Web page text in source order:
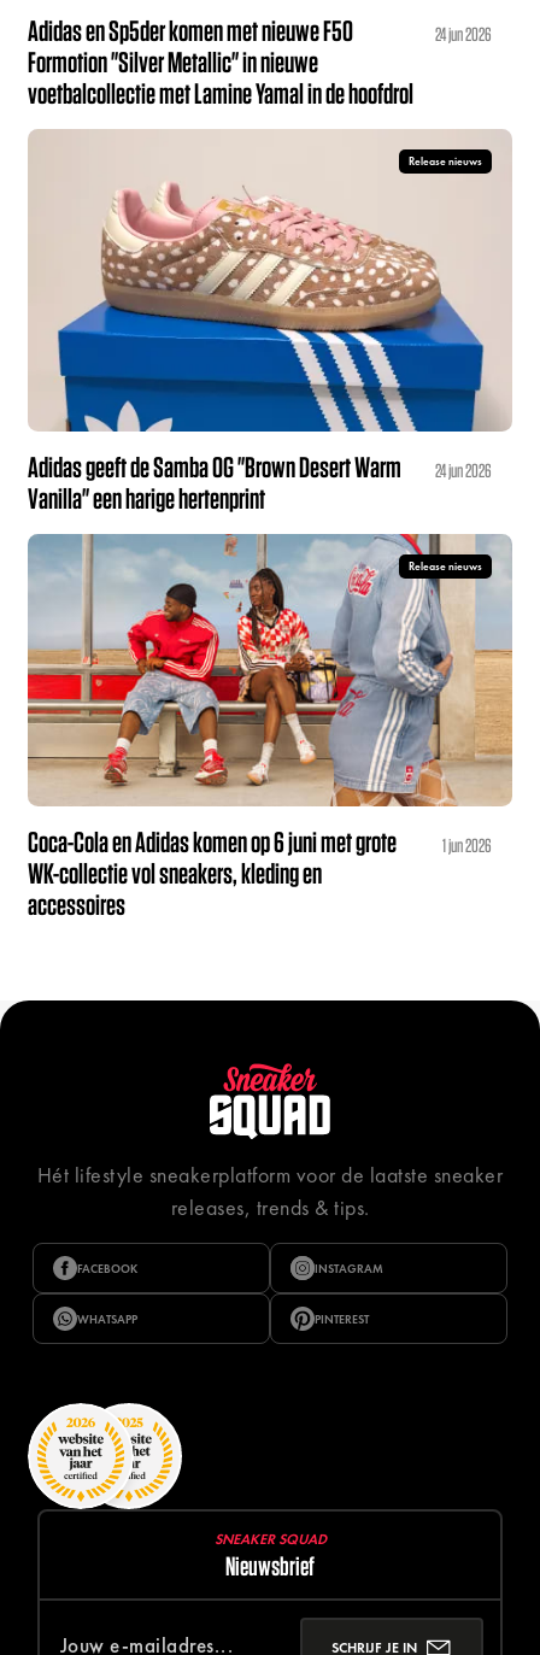
Adidas en Sp5der komen met nieuwe F50
Formotion "Silver Metallic" in nieuwe
voetbalcollectie met Lamine Yamal in de hoofdrol
24 jun 2026
Release nieuws
Adidas geeft de Samba OG "Brown Desert Warm
Vanilla" een harige hertenprint
24 jun 2026
Release nieuws
Coca-Cola en Adidas komen op 6 juni met grote
WK-collectie vol sneakers, kleding en
accessoires
1 jun 2026
Hét lifestyle sneakerplatform voor de laatste sneaker
releases, trends & tips.
FACEBOOK INSTAGRAM
WHATSAPP PINTEREST
SNEAKER SQUAD
Nieuwsbrief
SCHRIJF JE IN